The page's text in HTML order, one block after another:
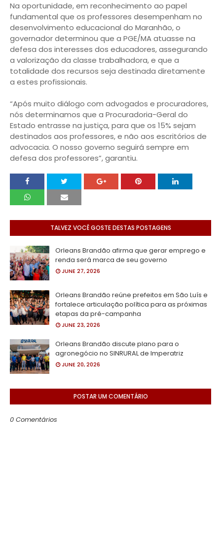
Na oportunidade, em reconhecimento ao papel
fundamental que os professores desempenham no
desenvolvimento educacional do Maranhão, o
governador determinou que a PGE/MA atuasse na
defesa dos interesses dos educadores, assegurando
a valorização da classe trabalhadora, e que a
totalidade dos recursos seja destinada diretamente
a estes profissionais.
“Após muito diálogo com advogados e procuradores,
nós determinamos que a Procuradoria-Geral do
Estado entrasse na justiça, para que os 15% sejam
destinados aos professores, e não aos escritórios de
advocacia. O nosso governo seguirá sempre em
defesa dos professores”, garantiu.
TALVEZ VOCÊ GOSTE DESTAS POSTAGENS
Orleans Brandão afirma que gerar emprego e
renda será marca de seu governo
JUNE 27, 2026
Orleans Brandão reúne prefeitos em São Luís e
fortalece articulação política para as próximas
etapas da pré-campanha
JUNE 23, 2026
Orleans Brandão discute plano para o
agronegócio no SINRURAL de Imperatriz
JUNE 20, 2026
POSTAR UM COMENTÁRIO
0 Comentários